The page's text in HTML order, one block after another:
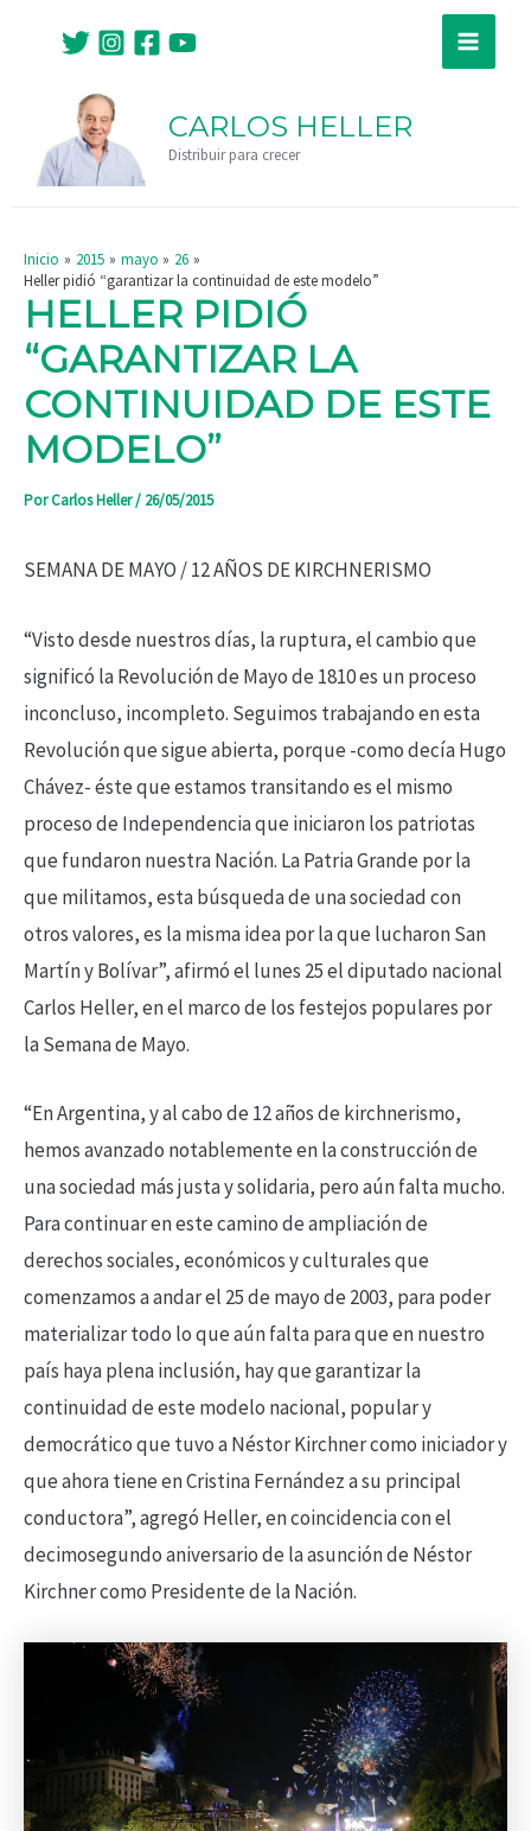
contenido
Main
CARLOS HELLER
Distribuir para crecer
Inicio 2015 mayo
26
Heller pidió “garantizar la continuidad de este modelo”
HELLER PIDIÓ
“GARANTIZAR LA
CONTINUIDAD DE ESTE
MODELO”
PorCarlos Heller/ 26/05/2015
SEMANA DE MAYO / 12 AÑOS DE KIRCHNERISMO
“Visto desde nuestros días, la ruptura, el cambio que
significó la Revolución de Mayo de 1810 es un proceso
inconcluso, incompleto. Seguimos trabajando en esta
Revolución que sigue abierta, porque -como decía Hugo
Chávez- éste que estamos transitando es el mismo
proceso de Independencia que iniciaron los patriotas
que fundaron nuestra Nación. La Patria Grande por la
que militamos, esta búsqueda de una sociedad con
otros valores, es la misma idea por la que lucharon San
Martín y Bolívar”, afirmó el lunes 25 el diputado nacional
Carlos Heller, en el marco de los festejos populares por
la Semana de Mayo.
“En Argentina, y al cabo de 12 años de kirchnerismo,
hemos avanzado notablemente en la construcción de
una sociedad más justa y solidaria, pero aún falta mucho.
Para continuar en este camino de ampliación de
derechos sociales, económicos y culturales que
comenzamos a andar el 25 de mayo de 2003, para poder
materializar todo lo que aún falta para que en nuestro
país haya plena inclusión, hay que garantizar la
continuidad de este modelo nacional, popular y
democrático que tuvo a Néstor Kirchner como iniciador y
que ahora tiene en Cristina Fernández a su principal
conductora”, agregó Heller, en coincidencia con el
decimosegundo aniversario de la asunción de Néstor
Kirchner como Presidente de la Nación.
entradas